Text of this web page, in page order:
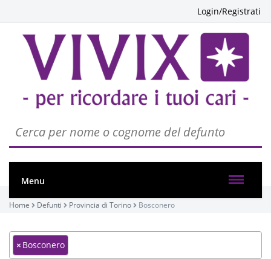
Login/Registrati
Menu
Home Defunti Provincia di Torino Bosconero
× Bosconero